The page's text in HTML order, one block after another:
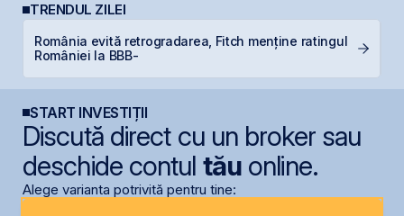
TRENDUL ZILEI
România evită retrogradarea, Fitch menține ratingul
României la BBB-
START INVESTIȚII
Discută direct cu un broker sau
deschide contul tăuonline.
Alege varianta potrivită pentru tine: